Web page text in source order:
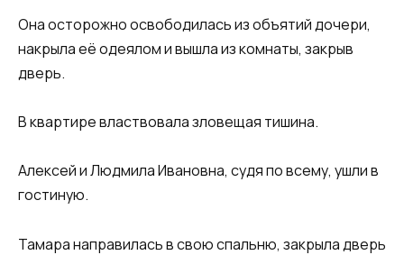
Она осторожно освободилась из объятий дочери,
накрыла её одеялом и вышла из комнаты, закрыв
дверь.
В квартире властвовала зловещая тишина.
Алексей и Людмила Ивановна, судя по всему, ушли в
гостиную.
Тамара направилась в свою спальню, закрыла дверь